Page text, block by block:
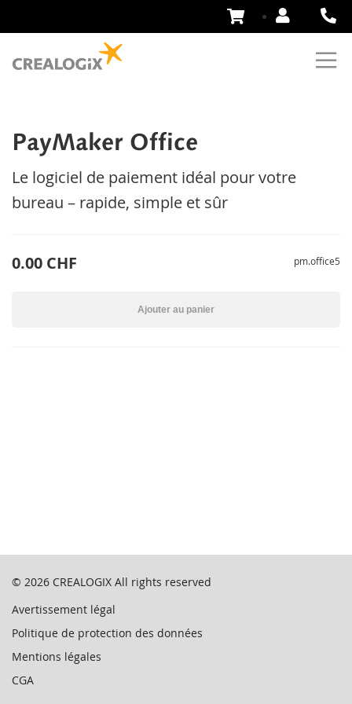
Aller
PayMaker Office
Le logiciel de paiement idéal pour votre
bureau – rapide, simple et sûr
0.00 CHF pm.office5
Ajouter au panier
© 2026 CREALOGIX All rights reserved
Avertissement légal
Politique de protection des données
Mentions légales
CGA